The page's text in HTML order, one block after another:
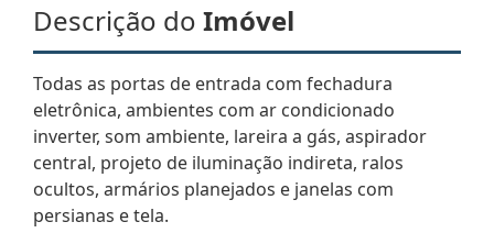
Descrição do Imóvel
Todas as portas de entrada com fechadura
eletrônica, ambientes com ar condicionado
inverter, som ambiente, lareira a gás, aspirador
central, projeto de iluminação indireta, ralos
ocultos, armários planejados e janelas com
persianas e tela.